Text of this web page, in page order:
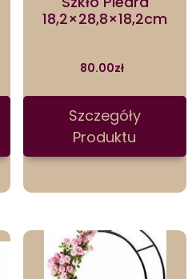
18,2×28,8×18,2cm
80.00zł
Szczegóły
Produktu